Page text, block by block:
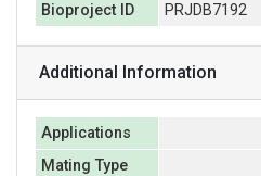
Bioproject ID
PRJDB7192
Additional Information
Applications
Mating Type